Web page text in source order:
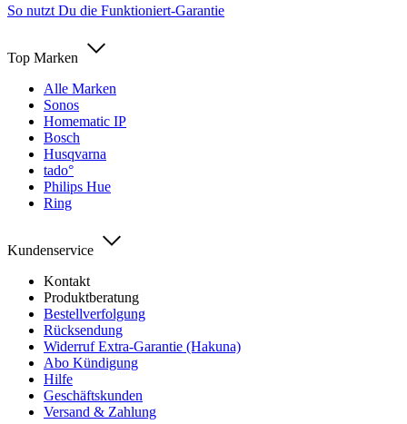
So nutzt Du die Funktioniert-Garantie
Top Marken
Alle Marken
Sonos
Homematic IP
Bosch
Husqvarna
tado°
Philips Hue
Ring
Kundenservice
Kontakt
Produktberatung
Bestellverfolgung
Rücksendung
Widerruf Extra-Garantie (Hakuna)
Abo Kündigung
Hilfe
Geschäftskunden
Versand & Zahlung